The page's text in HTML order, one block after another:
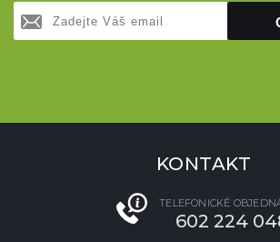
KONTAKT
TELEFONICKÉ
602 224